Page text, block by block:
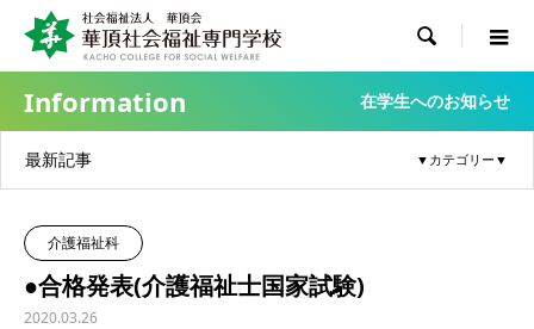

Information 在学生へのお知らせ
最新記事
介護福祉科
●合格発表(介護福祉士国家試験)
2020.03.26